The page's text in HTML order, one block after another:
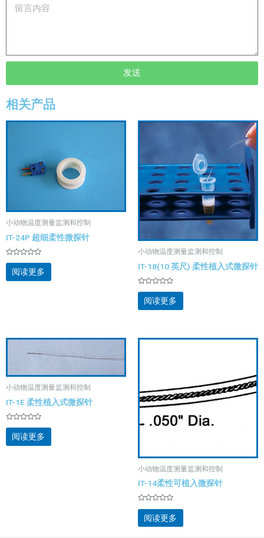
发送
相关产品
小动物温度测量监测和控制
IT-24P 超细柔性微探针
评
分
&sol;
阅读更多
小动物温度测量监测和控制
IT-18(10 英尺) 柔性植入式微探针
评
分
&sol;
阅读更多
小动物温度测量监测和控制
IT-1E 柔性植入式微探针
评
分
&sol;
阅读更多
小动物温度测量监测和控制
IT-14柔性可植入微探针
评
分
&sol;
阅读更多